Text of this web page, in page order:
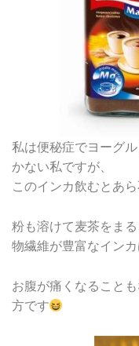
私は便秘症でヨーグ
かない私ですが、
このインカ飲むとあら
粉も溶けて麦茶をま
物繊維が豊富なイン
お腹が痛くなること
方です